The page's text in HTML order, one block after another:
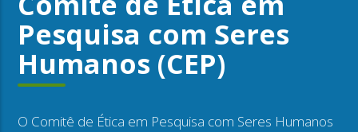
Pesquisa com Seres
Humanos (CEP)
O Comitê de Ética em Pesquisa com Seres Humanos